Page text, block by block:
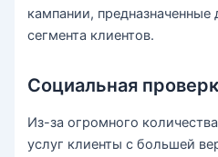
кампании, предназначенные
сегмента клиентов.
Социальная
Из-за огромного
услуг клиенты с большей